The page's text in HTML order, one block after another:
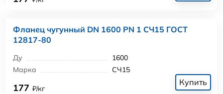
Фланец чугунный DN 1600 PN 1 СЧ15 ГОСТ
12817-80
Ду
1600
Марка
СЧ15
177 ₽/кг
Купить